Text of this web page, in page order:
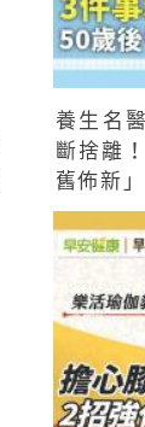
養生名
斷捨離
舊佈新」